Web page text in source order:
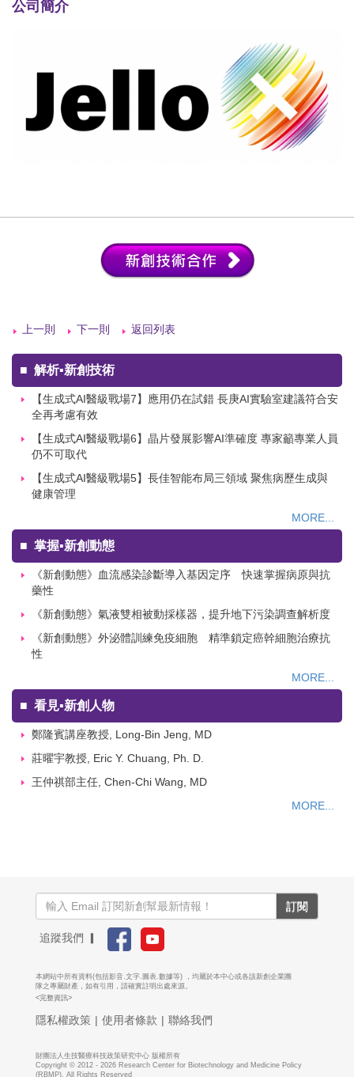
公司簡介
上一則 下一則 返回列表
■ 解析▪新創技術
【生成式AI醫級戰場7】應用仍在試錯 長庚AI實驗室建議符合安
全再考慮有效
【生成式AI醫級戰場6】晶片發展影響AI準確度 專家籲專業人員
仍不可取代
【生成式AI醫級戰場5】長佳智能布局三領域 聚焦病歷生成與
健康管理
MORE...
■ 掌握▪新創動態
《新創動態》血流感染診斷導入基因定序 快速掌握病原與抗
藥性
《新創動態》氣液雙相被動採樣器，提升地下污染調查解析度
《新創動態》外泌體訓練免疫細胞 精準鎖定癌幹細胞治療抗
性
MORE...
■ 看見▪新創人物
鄭隆賓講座教授, Long-Bin Jeng, MD
莊曜宇教授, Eric Y. Chuang, Ph. D.
王仲祺部主任, Chen-Chi Wang, MD
MORE...
訂閱
追蹤我們 ▎
本網站中所有資料(包括影音.文字.圖表.數據等) ，均屬於本中心或各該新創企業團
隊之專屬財產，如有引用，請確實註明出處來源。
<完整資訊>
隱私權政策 | 使用者條款 | 聯絡我們
財團法人生技醫療科技政策研究中心 版權所有
Copyright © 2012 - 2026 Research Center for Biotechnology and Medicine Policy
(RBMP). All Rights Reserved